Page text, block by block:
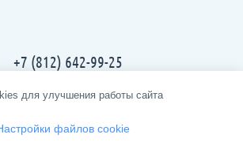
+7 (812) 642-99-25
Контакты
2026 · spbpool.ru · все права защищены
для улучшения работы сайта
файлов cookie